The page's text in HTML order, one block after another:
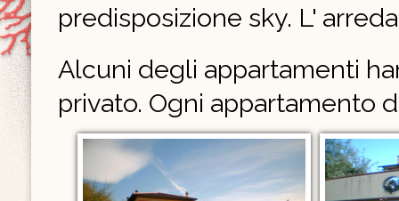
predisposizione sky. L'
Alcuni degli appartamenti
privato. Ogni appartamento